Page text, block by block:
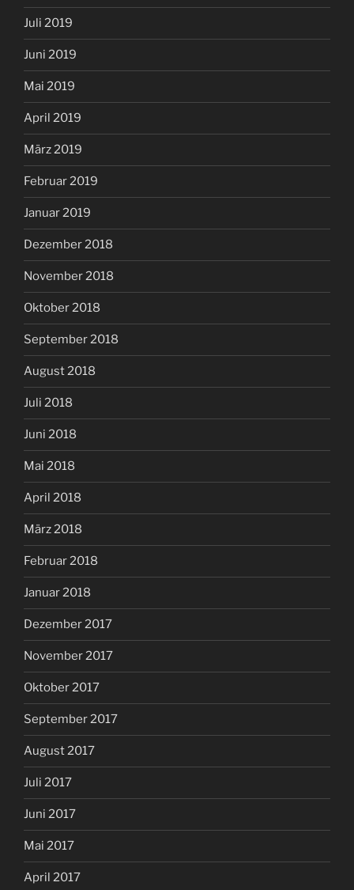
Juli 2019
Juni 2019
Mai 2019
April 2019
März 2019
Februar 2019
Januar 2019
Dezember 2018
November 2018
Oktober 2018
September 2018
August 2018
Juli 2018
Juni 2018
Mai 2018
April 2018
März 2018
Februar 2018
Januar 2018
Dezember 2017
November 2017
Oktober 2017
September 2017
August 2017
Juli 2017
Juni 2017
Mai 2017
April 2017